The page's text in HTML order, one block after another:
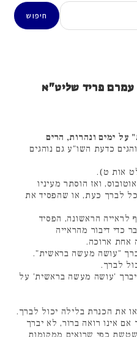
חיפוש
עמרם פריד שליט"א
ימים ונהרות, הרים
כדעת השו"ע גם נוהגים
אות ט).
ואז הוסתר מעיניו
לברך כעת, או שהפסיד את
הראשונה, הפסיד
כדי דיבור מהראייה
אחת ארוכה.
"עושה מעשה בראשית".
לברך.
'עושה מעשה בראשית' על
את הכנרת בלילה יכול לברך.
אינו רואה ברור, לא יברך